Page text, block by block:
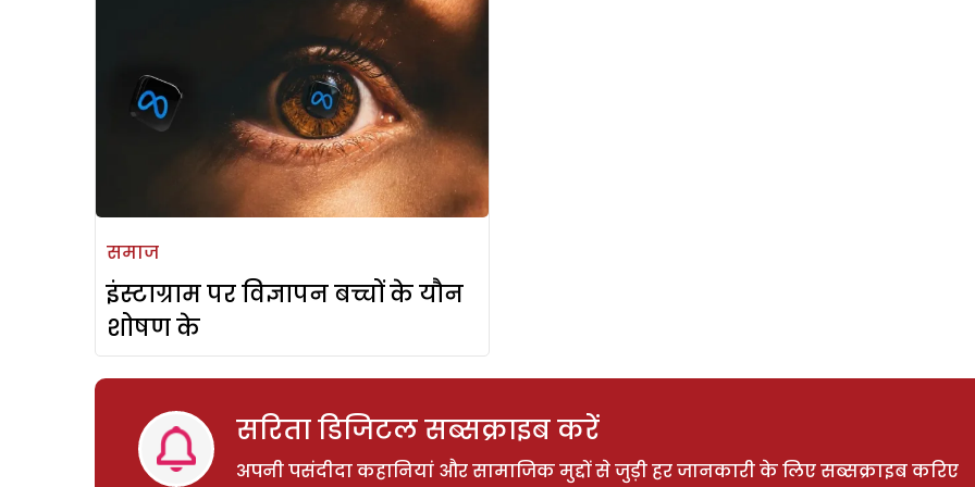
समाज
इंस्टाग्राम पर विज्ञापन बच्चों के यौन
शोषण के
सरिता डिजिटल सब्सक्राइब करें
अपनी पसंदीदा कहानियां और सामाजिक मुद्दों से जुड़ी हर जानकारी के लिए सब्सक्राइब करिए